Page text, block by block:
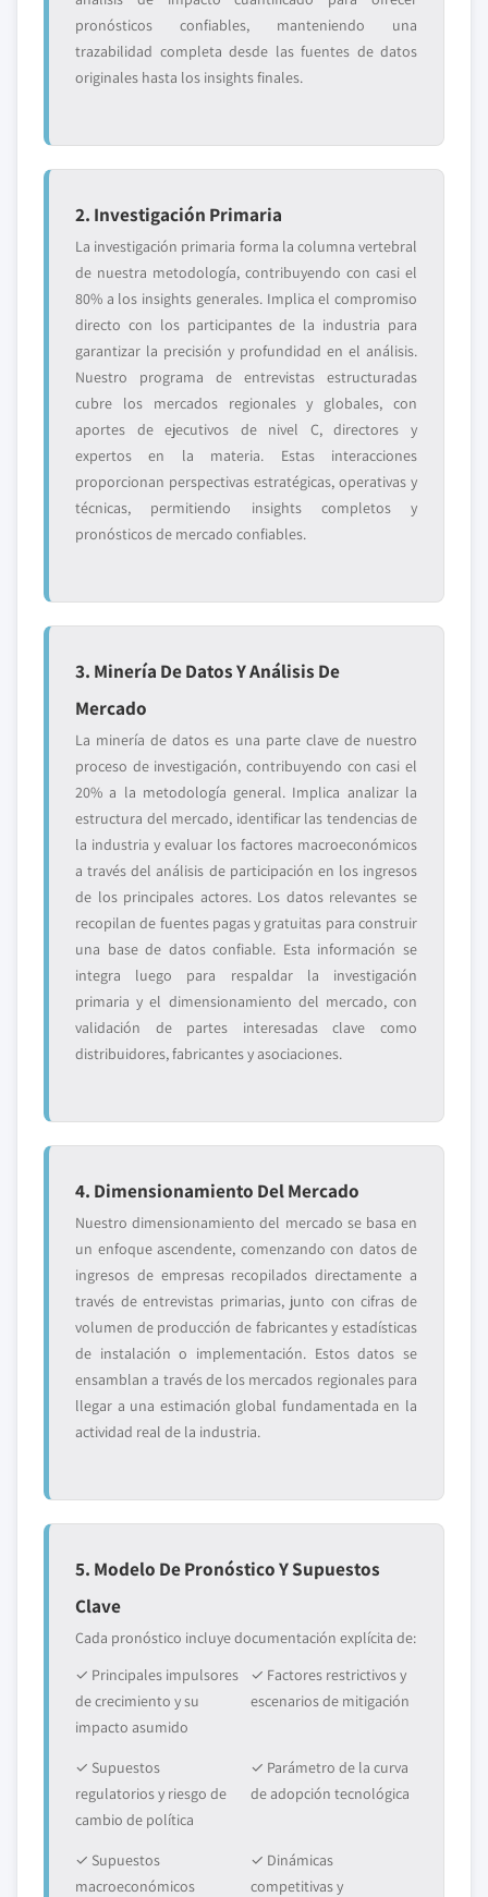
pronósticos confiables, manteniendo una
trazabilidad completa desde las fuentes de datos
originales hasta los insights finales.
2. Investigación Primaria
La investigación primaria forma la columna vertebral
de nuestra metodología, contribuyendo con casi el
80% a los insights generales. Implica el compromiso
directo con los participantes de la industria para
garantizar la precisión y profundidad en el análisis.
Nuestro programa de entrevistas estructuradas
cubre los mercados regionales y globales, con
aportes de ejecutivos de nivel C, directores y
expertos en la materia. Estas interacciones
proporcionan perspectivas estratégicas, operativas y
técnicas, permitiendo insights completos y
pronósticos de mercado confiables.
3. Minería De Datos Y Análisis De
Mercado
La minería de datos es una parte clave de nuestro
proceso de investigación, contribuyendo con casi el
20% a la metodología general. Implica analizar la
estructura del mercado, identificar las tendencias de
la industria y evaluar los factores macroeconómicos
a través del análisis de participación en los ingresos
de los principales actores. Los datos relevantes se
recopilan de fuentes pagas y gratuitas para construir
una base de datos confiable. Esta información se
integra luego para respaldar la investigación
primaria y el dimensionamiento del mercado, con
validación de partes interesadas clave como
distribuidores, fabricantes y asociaciones.
4. Dimensionamiento Del Mercado
Nuestro dimensionamiento del mercado se basa en
un enfoque ascendente, comenzando con datos de
ingresos de empresas recopilados directamente a
través de entrevistas primarias, junto con cifras de
volumen de producción de fabricantes y estadísticas
de instalación o implementación. Estos datos se
ensamblan a través de los mercados regionales para
llegar a una estimación global fundamentada en la
actividad real de la industria.
5. Modelo De Pronóstico Y Supuestos
Clave
Cada pronóstico incluye documentación explícita de:
✓ Principales impulsores
de crecimiento y su
impacto asumido
✓ Factores restrictivos y
escenarios de mitigación
✓ Supuestos
regulatorios y riesgo de
cambio de política
✓ Parámetro de la curva
de adopción tecnológica
✓ Supuestos
macroeconómicos
✓ Dinámicas
competitivas y